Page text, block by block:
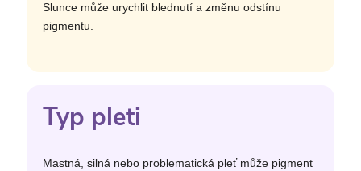
Slunce může urychlit blednutí a změnu odstínu
pigmentu.
Typ pleti
Mastná, silná nebo problematická pleť může pigment